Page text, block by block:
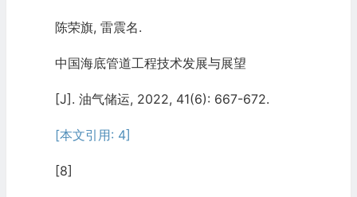
陈荣旗, 雷震名.
中国海底管道工程技术发展与展望
[J]. 油气储运, 2022, 41(6): 667-672.
[本文引用: 4]
[8]